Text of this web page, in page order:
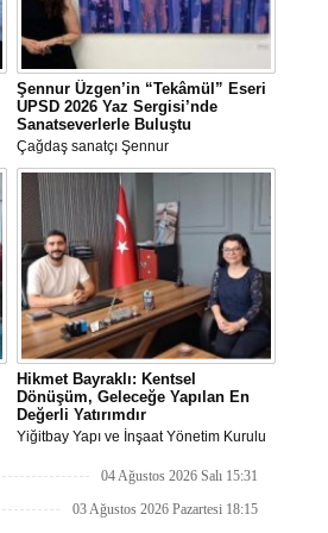
Şennur Üzgen’in “Tekâmül” Eseri
UPSD 2026 Yaz Sergisi’nde
Sanatseverlerle Buluştu
Çağdaş sanatçı Şennur
Üzgen’in Tekâmül adlı eseri,
Uluslararası Plastik Sanatlar Derneği
(UPSD) tarafından düzenlenen 2026
Yaz Sergisi’nde sanatseverlerle buluştu.
Hikmet Bayraklı: Kentsel
Dönüşüm, Geleceğe Yapılan En
Değerli Yatırımdır
Yiğitbay Yapı ve İnşaat Yönetim Kurulu
Bayraklı, emlak ve gayrimenkul
ağırladı
04 Ağustos 2026 Salı 15:31
03 Ağustos 2026 Pazartesi 18:15